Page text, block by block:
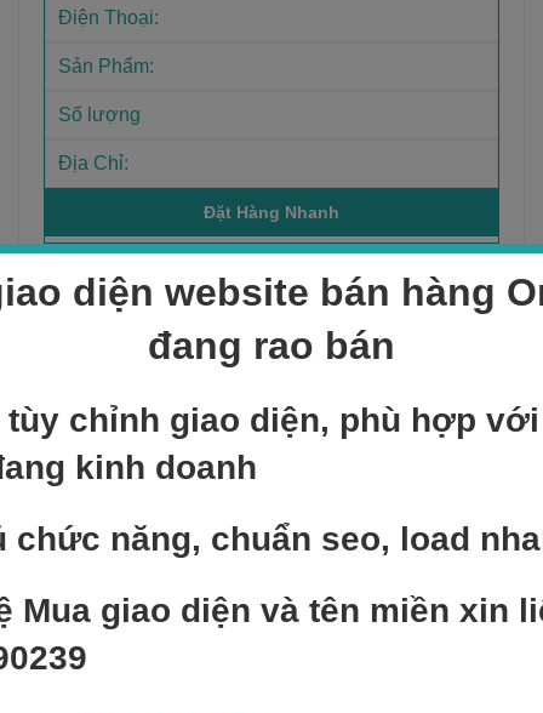
NEW
Add to cart
Sản phẩm mẫu 4
NEW
Sản phẩm mẫu 2
350,000
diện website bán hàng
đang rao bán
tùy chỉnh giao diện, phù hợp
kinh doanh
chức năng, chuẩn seo, load
Mua giao diện và tên miền xin